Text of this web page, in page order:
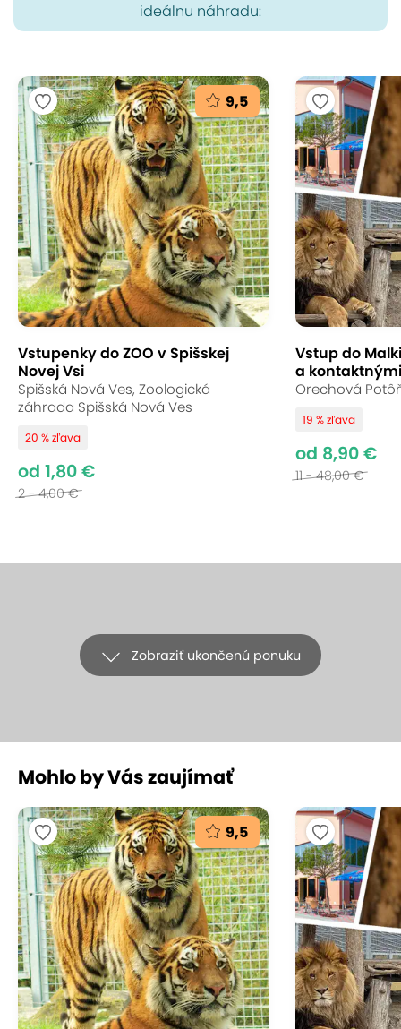
ideálnu náhradu:
9,5
Vstupenky do ZOO v Spišskej
Novej Vsi
Spišská Nová Ves, Zoologická
záhrada Spišská Nová Ves
20 % zľava
od 1,80 €
2 - 4,00 €
Vstup do
a
Orechová
19 % zľava
od 8,90 €
11 - 48,00 €
Zobraziť ukončenú ponuku
Vyhliadkový let ponad Tatry pre 2 - 3
osoby s možnosťou pilotovania
Fly Tatras, Vysoké Tatry (mapa)
10Vynikajúce hodnotenie
Nastupujte, odlietame! Váš letecký dobrodružný
zážitok sa práve začína. Dychberúce výhľady na
Mohlo by Vás zaujímať
9,5